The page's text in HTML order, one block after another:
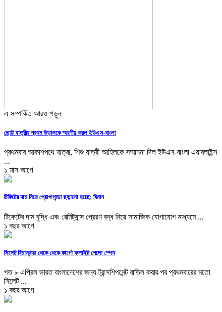
এ সম্পর্কিত আরও পড়ুন
ছোট্ট যাত্রীর প্রথম উড়ালকে স্মরণীয় করল ইউএস-বাংলা
প্রথমবার আকাশপথে যাত্রা, শিশু যাত্রী আহিলকে সম্মাননা দিল ইউএস-বাংলা এয়ারলাইন্স
...
১ মাস আগে
টিকিটের দাম নিয়ে প্রোপাগান্ডা ছড়ানো হচ্ছে: বিমান
টিকেটের দাম বৃদ্ধি এবং রেমিট্যান্স প্রেরণ বন্ধ নিয়ে সামাজিক যোগাযোগ মাধ্যমে ...
১ বছর আগে
সিলেট বিমানবন্দর থেকে থেকে কার্গো ফ্লাইট গেলো স্পেন
গত ৮ এপ্রিল ভারত বাংলাদেশের জন্য ট্রান্সশিপমেন্ট বাতিল করার পর প্রথমবারের মতো
সিলেট ...
১ বছর আগে